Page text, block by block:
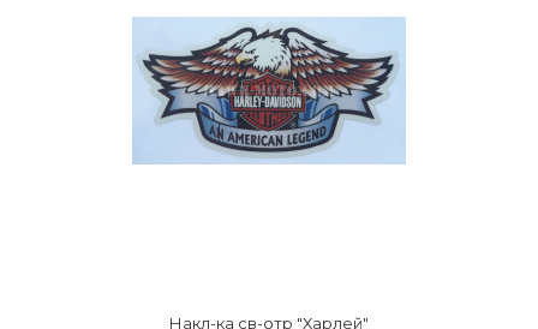
Накл-ка св-отр "Харлей"